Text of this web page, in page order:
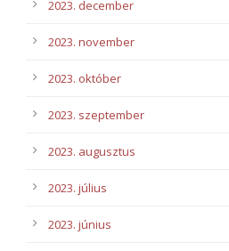
2023. december
2023. november
2023. október
2023. szeptember
2023. augusztus
2023. július
2023. június